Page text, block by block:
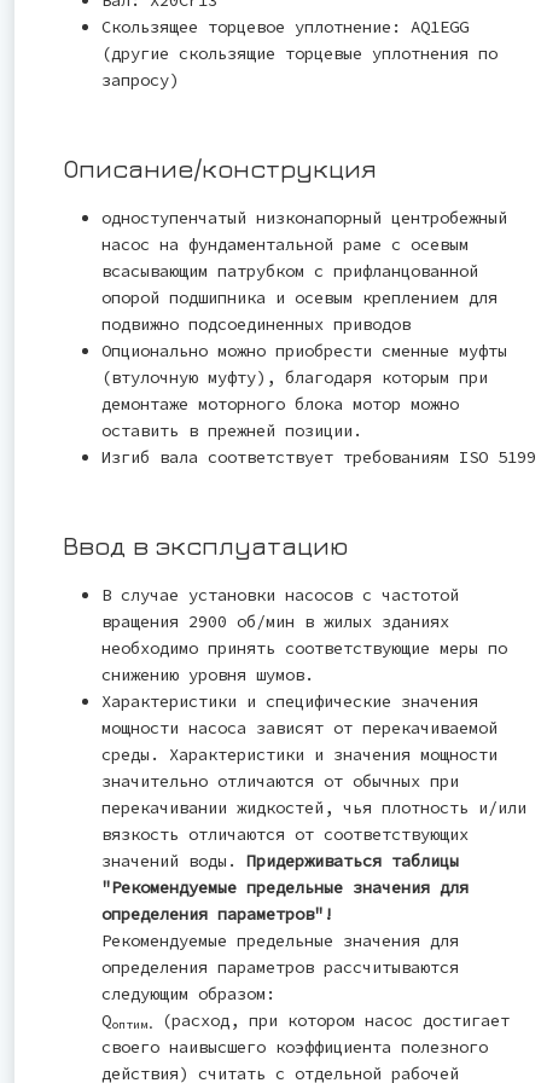
Скользящее торцевое уплотнение: AQ1EGG
(другие скользящие торцевые уплотнения по
запросу)
Описание/конструкция
одноступенчатый низконапорный центробежный
насос на фундаментальной раме с осевым
всасывающим патрубком с прифланцованной
опорой подшипника и осевым креплением для
подвижно подсоединенных приводов
Опционально можно приобрести сменные муфты
(втулочную муфту), благодаря которым при
демонтаже моторного блока мотор можно
оставить в прежней позиции.
Изгиб вала соответствует требованиям ISO 5199
Ввод в эксплуатацию
В случае установки насосов с частотой
вращения 2900 об/мин в жилых зданиях
необходимо принять соответствующие меры по
снижению уровня шумов.
Характеристики и специфические значения
мощности насоса зависят от перекачиваемой
среды. Характеристики и значения мощности
значительно отличаются от обычных при
перекачивании жидкостей, чья плотность и/или
вязкость отличаются от соответствующих
значений воды. Придерживаться таблицы
"Рекомендуемые предельные значения для
определения параметров"!
Рекомендуемые предельные значения для
определения параметров рассчитываются
следующим образом:
Qоптим.
(расход, при котором насос достигает
своего наивысшего коэффициента полезного
действия) считать с отдельной рабочей